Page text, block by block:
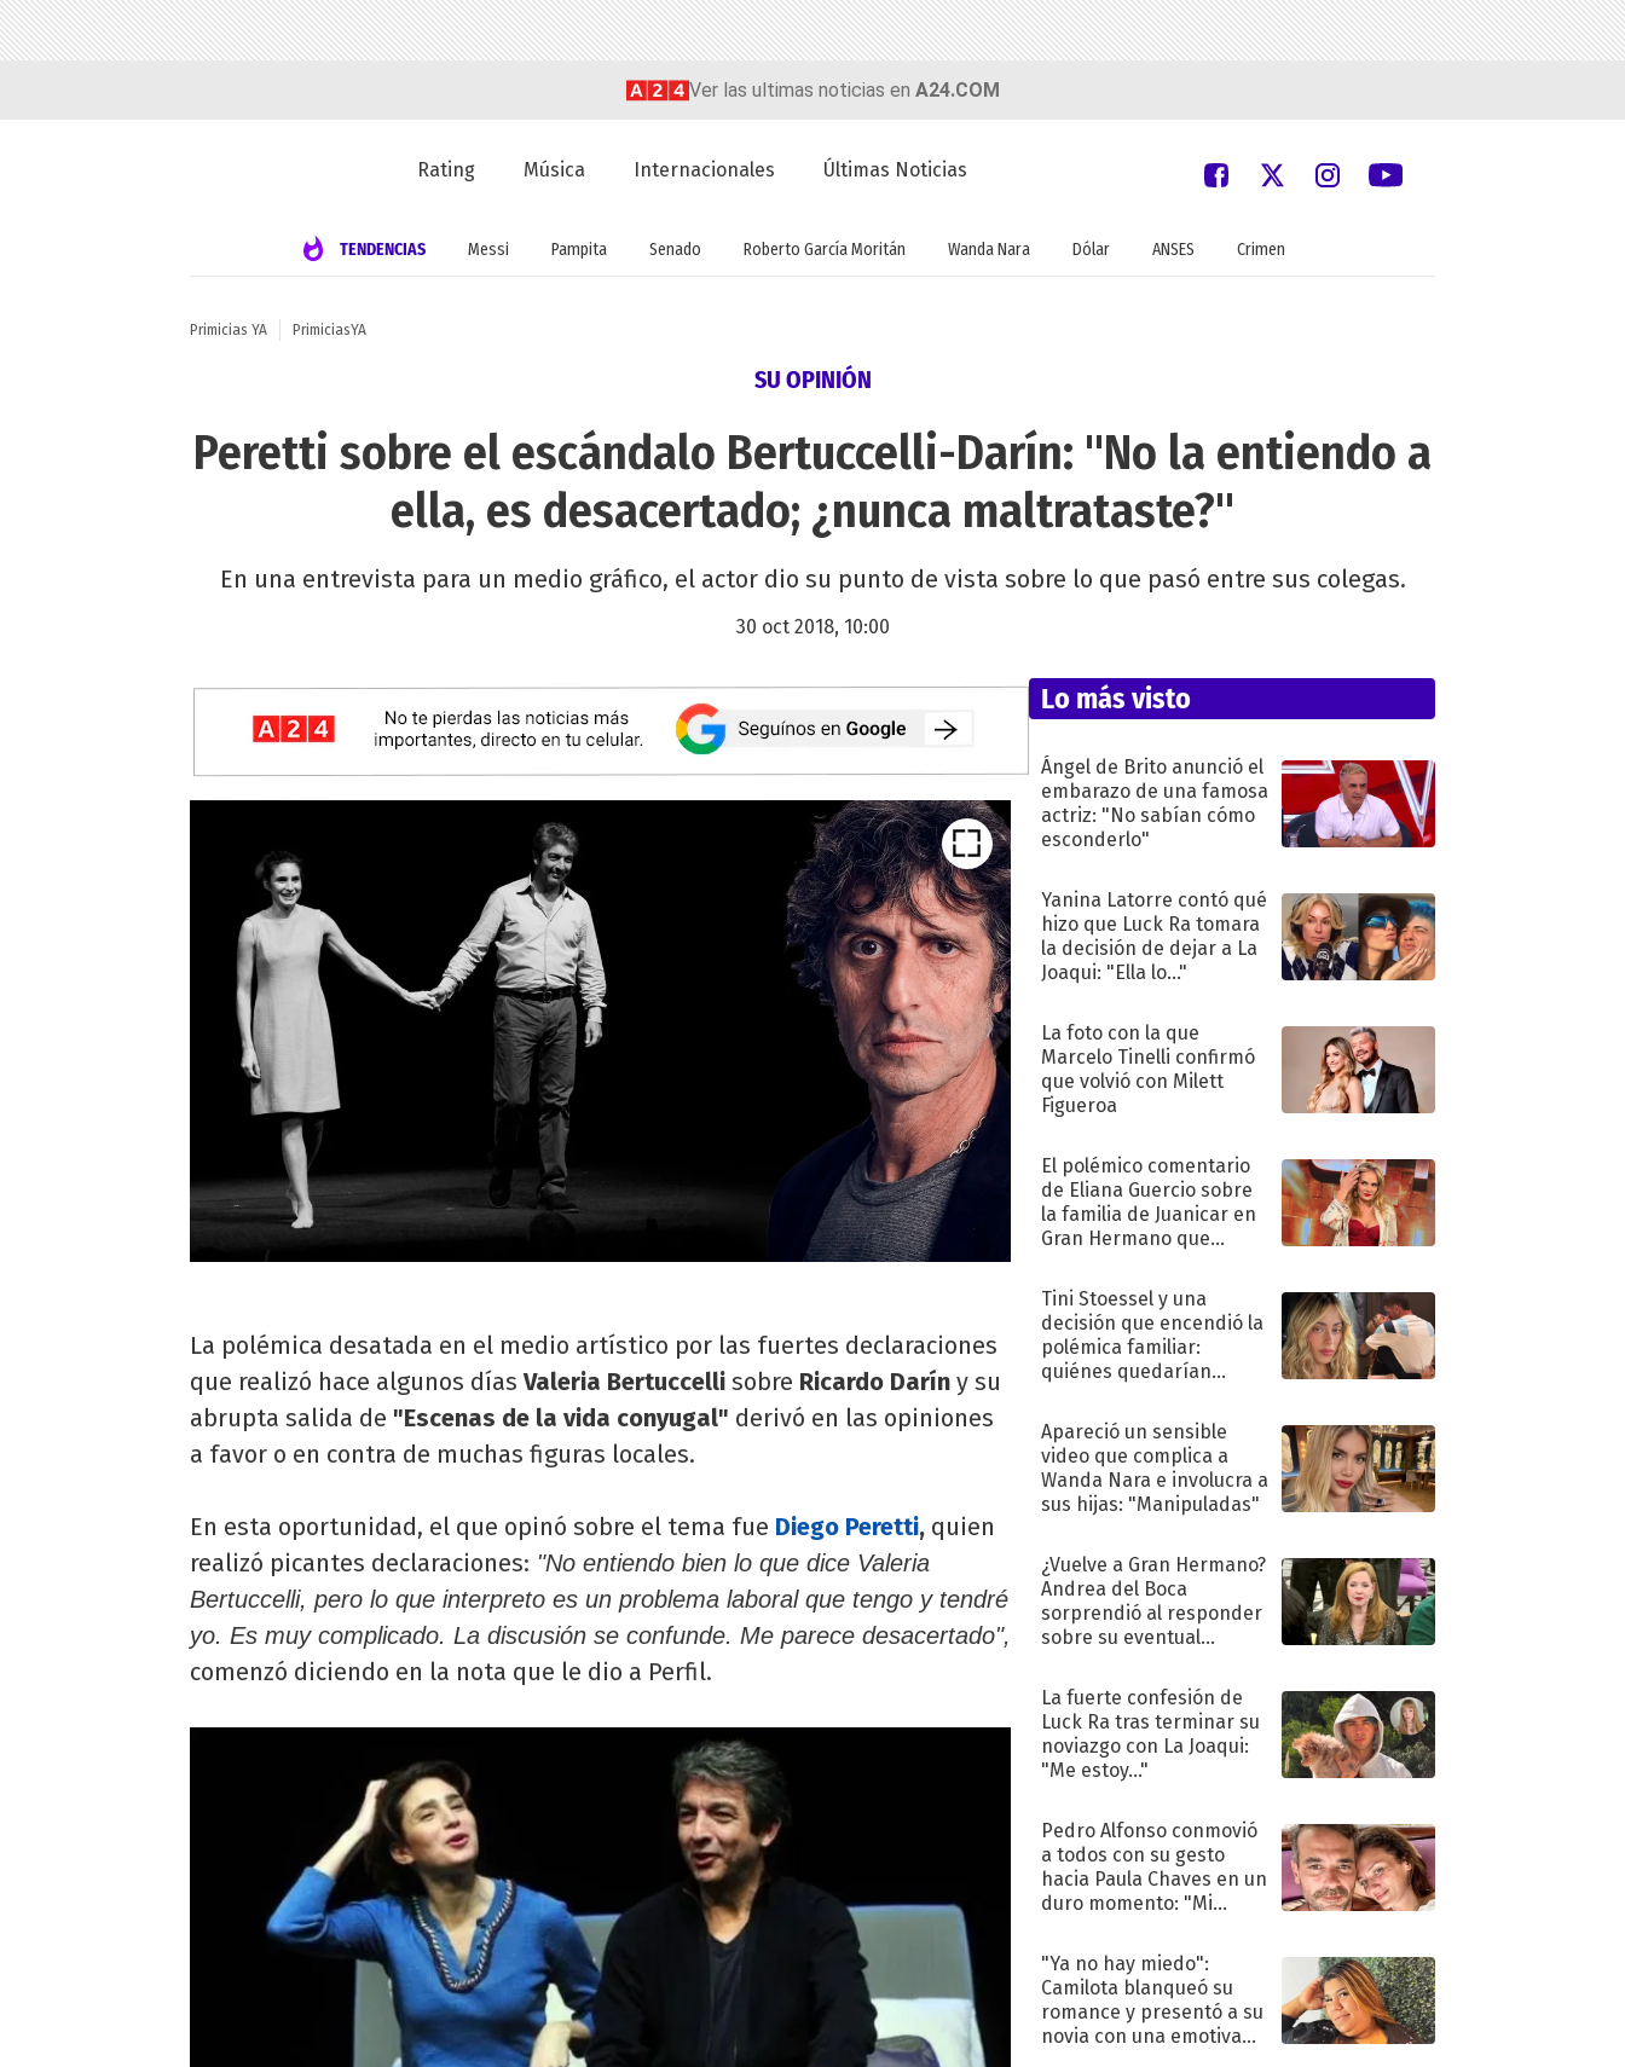
Ver las ultimas noticias en A24.COM
Rating Música Internacionales Últimas Noticias
TENDENCIAS Messi Pampita Senado Roberto García Moritán Wanda Nara Dólar ANSES Crimen
Primicias YA PrimiciasYA
SU OPINIÓN
Peretti sobre el escándalo Bertuccelli-Darín: "No la entiendo a
ella, es desacertado; ¿nunca maltrataste?"
En una entrevista para un medio gráfico, el actor dio su punto de vista sobre lo que pasó entre sus colegas.
30 oct 2018, 10:00
La polémica desatada en el medio artístico por las fuertes declaraciones
que realizó hace algunos díasValeria Bertuccelli sobre Ricardo Darín y su
abrupta salida de "Escenas de la vida conyugal" derivó en las opiniones
a favor o en contra de muchas figuras locales.
En esta oportunidad, el que opinó sobre el tema fue Diego Peretti, quien
realizó picantes declaraciones: "No entiendo bien lo que dice Valeria
Bertuccelli, pero lo que interpreto es un problema laboral que tengo y tendré
yo. Es muy complicado. La discusión se confunde. Me parece desacertado",
comenzó diciendo en la nota que le dio a Perfil.
Lo más visto
Ángel de Brito anunció el
embarazo de una famosa
actriz: "No sabían cómo
esconderlo"
Yanina Latorre contó qué
hizo que Luck Ra tomara
la decisión de dejar a La
Joaqui: "Ella lo..."
La foto con la que
Marcelo Tinelli confirmó
que volvió con Milett
Figueroa
El polémico comentario
de Eliana Guercio sobre
la familia de Juanicar en
Gran Hermano que
Tini Stoessel y una
decisión que encendió la
polémica familiar:
quiénes quedarían
Apareció un sensible
video que complica a
Wanda Nara e involucra a
sus hijas: "Manipuladas"
¿Vuelve a Gran Hermano?
Andrea del Boca
sorprendió al responder
sobre su eventual
La fuerte confesión de
Luck Ra tras terminar su
noviazgo con La Joaqui:
"Me estoy..."
Pedro Alfonso conmovió
a todos con su gesto
hacia Paula Chaves en un
duro momento: "Mi
terapéutico"
"Ya no hay miedo":
Camilota blanqueó su
romance y presentó a su
novia con una emotiva